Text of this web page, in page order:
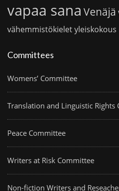
vapaa sana Venäjä
vähemmistökieletyleiskokous
Committees
Womens’ Committee
Translation and Linguistic Rights
Peace Committee
Writers at Risk Committee
Non-fiction Writers and